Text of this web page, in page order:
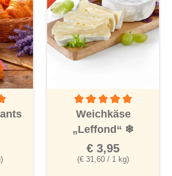
Bewertung von 5 von 5 Sternen
Durchschnittliche
Weichkäse
„Leffond“ ❄
(€ 31,60 / 1 kg)
€ 3,95